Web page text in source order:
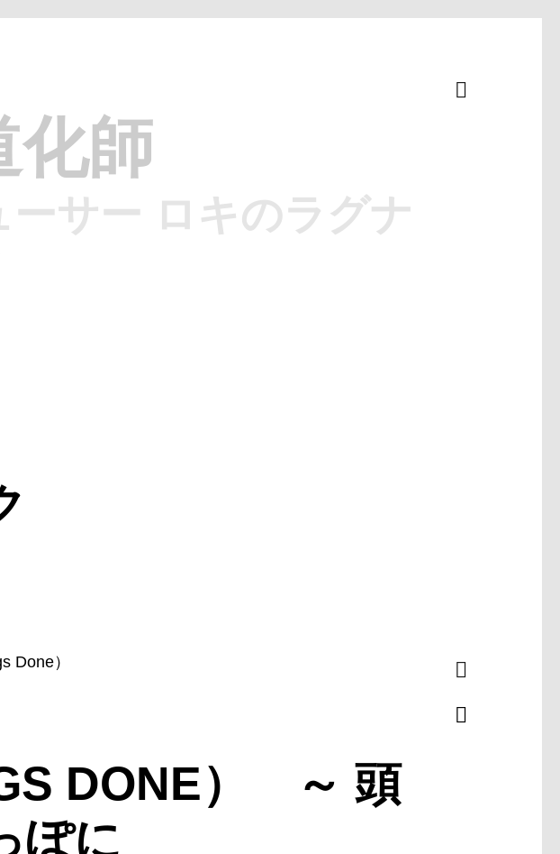
化師
サー ロキのラグナ
DONE） ～ 頭
ぽに